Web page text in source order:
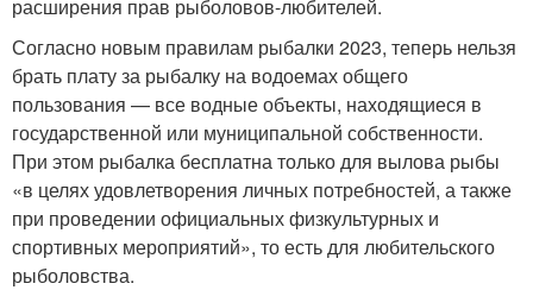
расширения прав рыболовов-любителей.
Согласно новым правилам рыбалки 2023, теперь нельзя
брать плату за рыбалку на водоемах общего
пользования — все водные объекты, находящиеся в
государственной или муниципальной собственности.
При этом рыбалка бесплатна только для вылова рыбы
«в целях удовлетворения личных потребностей, а также
при проведении официальных физкультурных и
спортивных мероприятий», то есть для любительского
рыболовства.